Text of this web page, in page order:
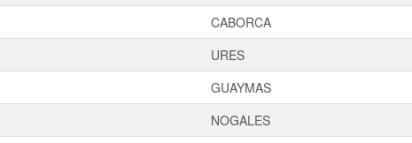
CABORCA
URES
GUAYMAS
NOGALES